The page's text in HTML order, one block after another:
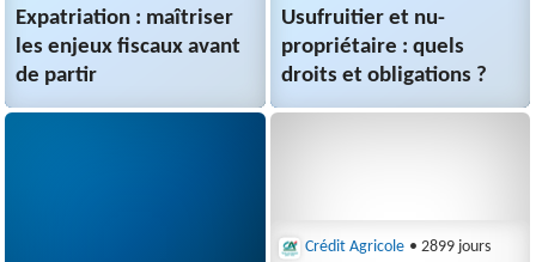
Expatriation : maîtriser
les enjeux fiscaux avant
de partir
Usufruitier et nu-
propriétaire : quels
droits et obligations ?
Crédit Agricole • 2899 jours